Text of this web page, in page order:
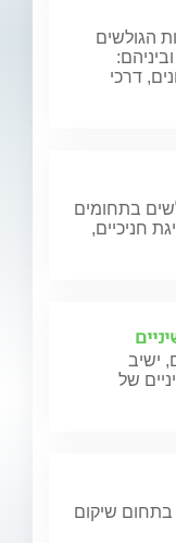
הגולשים
דרכי
בתחומים
חניכיים,
ישיב
של
שיקום